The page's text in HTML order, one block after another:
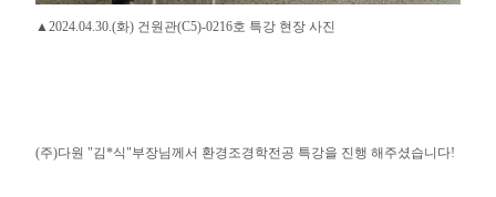
▲2024.04.30.(화) 건원관(C5)-0216호 특강 현장 사진
(주)다원 "김*식"부장님께서 환경조경학전공 특강을 진행 해주셨습니다!